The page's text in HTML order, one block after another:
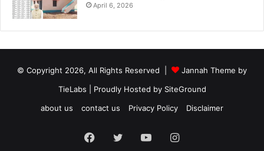
April 6, 2026
© Copyright 2026, All Rights Reserved |
Jannah Theme by
TieLabs | Proudly Hosted by SiteGround
about us
contact us Privacy Policy Disclaimer
Facebook
TwitterYouTubeInstagram